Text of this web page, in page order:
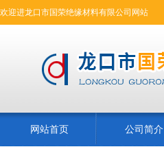
欢迎进龙口市国荣绝缘材料有限公司网站
网站首页 公司简介